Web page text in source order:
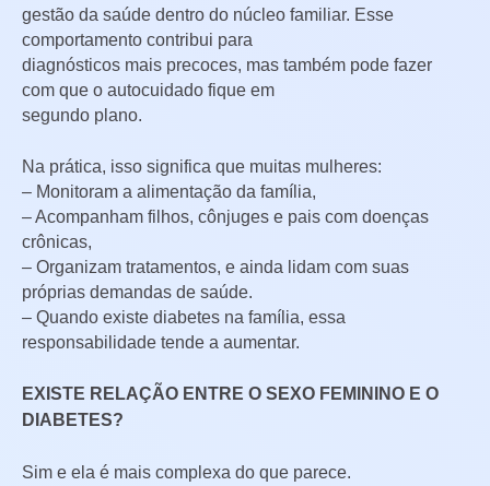
gestão da saúde dentro do núcleo familiar. Esse
comportamento contribui para
diagnósticos mais precoces, mas também pode fazer
com que o autocuidado fique em
segundo plano.
Na prática, isso significa que muitas mulheres:
– Monitoram a alimentação da família,
– Acompanham filhos, cônjuges e pais com doenças
crônicas,
– Organizam tratamentos, e ainda lidam com suas
próprias demandas de saúde.
– Quando existe diabetes na família, essa
responsabilidade tende a aumentar.
EXISTE RELAÇÃO ENTRE O SEXO FEMININO E O
DIABETES?
Sim e ela é mais complexa do que parece.